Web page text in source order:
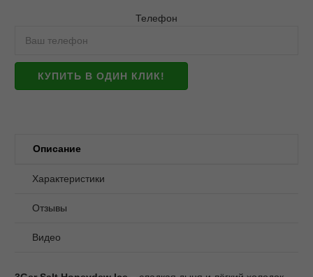
Телефон
КУПИТЬ В ОДИН КЛИК!
Описание
Характеристики
Отзывы
Видео